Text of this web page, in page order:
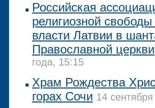
Российская
религиозной
власти Латвии в
Православной церкви
года, 15:15
Храм Рождества
горах Сочи 14